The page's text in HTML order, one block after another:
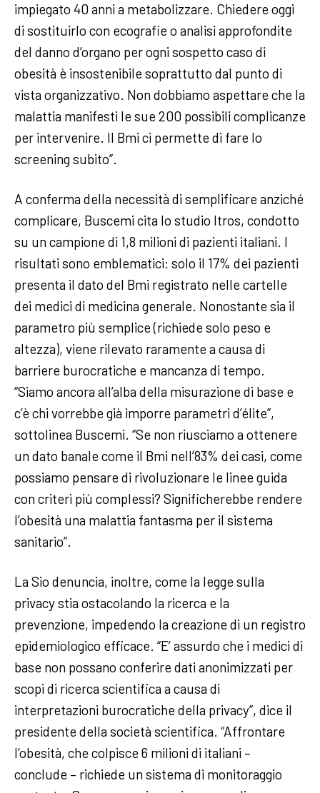
impiegato 40 anni a metabolizzare. Chiedere oggi
di sostituirlo con ecografie o analisi approfondite
del danno d’organo per ogni sospetto caso di
obesità è insostenibile soprattutto dal punto di
vista organizzativo. Non dobbiamo aspettare che la
malattia manifesti le sue 200 possibili complicanze
per intervenire. Il Bmi ci permette di fare lo
screening subito”.
A conferma della necessità di semplificare anziché
complicare, Buscemi cita lo studio Itros, condotto
su un campione di 1,8 milioni di pazienti italiani. I
risultati sono emblematici: solo il 17% dei pazienti
presenta il dato del Bmi registrato nelle cartelle
dei medici di medicina generale. Nonostante sia il
parametro più semplice (richiede solo peso e
altezza), viene rilevato raramente a causa di
barriere burocratiche e mancanza di tempo.
“Siamo ancora all’alba della misurazione di base e
c’è chi vorrebbe già imporre parametri d’élite”,
sottolinea Buscemi. “Se non riusciamo a ottenere
un dato banale come il Bmi nell’83% dei casi, come
possiamo pensare di rivoluzionare le linee guida
con criteri più complessi? Significherebbe rendere
l’obesità una malattia fantasma per il sistema
sanitario”.
La Sio denuncia, inoltre, come la legge sulla
privacy stia ostacolando la ricerca e la
prevenzione, impedendo la creazione di un registro
epidemiologico efficace. “E’ assurdo che i medici di
base non possano conferire dati anonimizzati per
scopi di ricerca scientifica a causa di
interpretazioni burocratiche della privacy”, dice il
presidente della società scientifica. “Affrontare
l’obesità, che colpisce 6 milioni di italiani –
conclude – richiede un sistema di monitoraggio